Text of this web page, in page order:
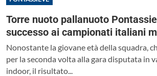
Torre nuoto pallanuoto
successo ai campionati italiani
Nonostante la giovane età della squadra,
per la seconda volta alla gara disputata in
indoor, il risultato...